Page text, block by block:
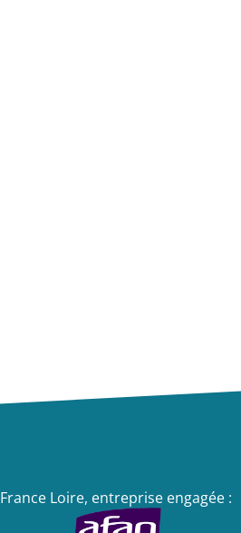
France Loire, entreprise engagée :